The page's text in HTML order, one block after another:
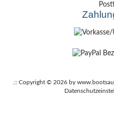
.:: Copyright © 2026 by